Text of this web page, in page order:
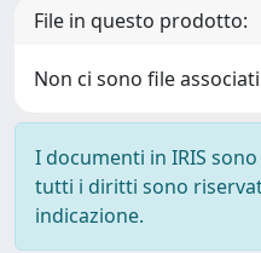
File in questo prodotto:
Non ci sono file
I documenti in IRIS
tutti i diritti sono
indicazione.